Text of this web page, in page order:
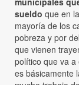
sueldo que en
mayoría de los
pobreza y por
que vienen
político que va a
es básicamente